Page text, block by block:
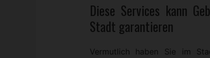
Diese Services kann
Stadt garantieren
Vermutlich haben Sie im